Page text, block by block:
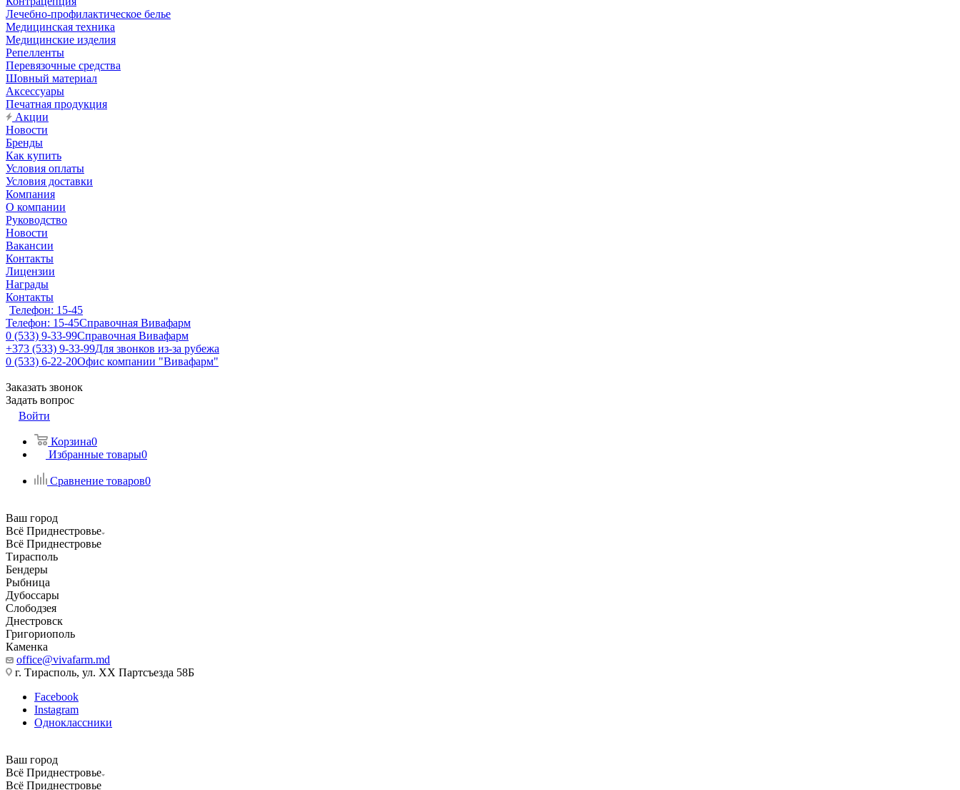
Лечебно-профилактическое белье
Медицинская техника
Медицинские изделия
Репелленты
Перевязочные средства
Шовный материал
Аксессуары
Печатная продукция
Акции
Новости
Бренды
Как купить
Условия оплаты
Условия доставки
Компания
О компании
Руководство
Новости
Вакансии
Контакты
Лицензии
Награды
Контакты
Телефон: 15-45
Телефон: 15-45Справочная Вивафарм
0 (533) 9-33-99Справочная Вивафарм
+373 (533) 9-33-99Для звонков из-за рубежа
0 (533) 6-22-20Офис компании "Вивафарм"
Заказать звонок
Задать вопрос
Войти
Корзина0
Избранные товары0
Сравнение товаров0
Ваш город
Всё Приднестровье
Всё Приднестровье
Тирасполь
Бендеры
Рыбница
Дубоссары
Слободзея
Днестровск
Григориополь
Каменка
office@vivafarm.md
г. Тирасполь, ул. ХХ Партсъезда 58Б
Facebook
Instagram
Одноклассники
Ваш город
Всё Приднестровье
Всё Приднестровье